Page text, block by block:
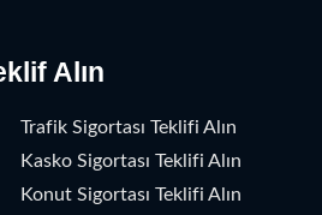
Alın
Trafik Sigortası Teklifi Alın
Kasko Sigortası Teklifi Alın
Konut Sigortası Teklifi Alın